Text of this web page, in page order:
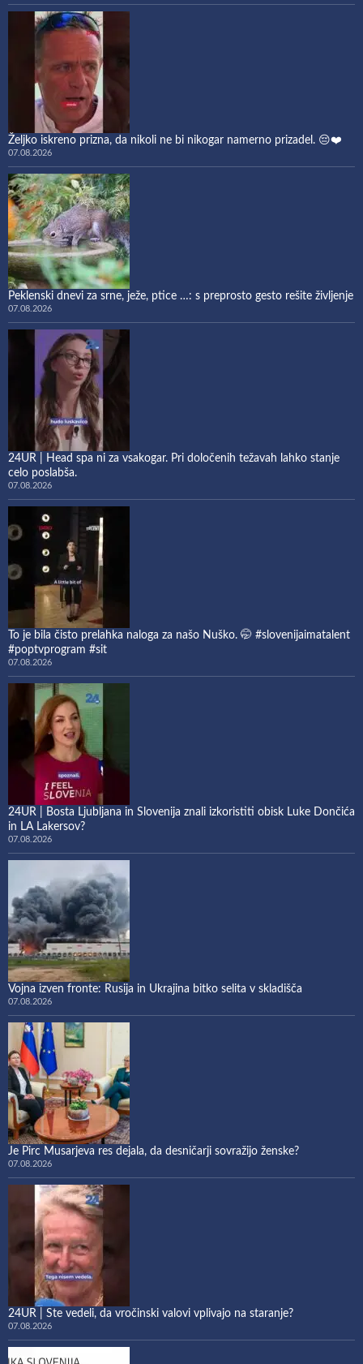
Željko iskreno prizna, da nikoli ne bi nikogar namerno prizadel. 😔❤️
07.08.2026
Peklenski dnevi za srne, ježe, ptice …: s preprosto gesto rešite življenje
07.08.2026
24UR | Head spa ni za vsakogar. Pri določenih težavah lahko stanje
celo poslabša.
07.08.2026
To je bila čisto prelahka naloga za našo Nuško. 🤭 #slovenijaimatalent
#poptvprogram #sit
07.08.2026
24UR | Bosta Ljubljana in Slovenija znali izkoristiti obisk Luke Dončića
in LA Lakersov?
07.08.2026
Vojna izven fronte: Rusija in Ukrajina bitko selita v skladišča
07.08.2026
Je Pirc Musarjeva res dejala, da desničarji sovražijo ženske?
07.08.2026
24UR | Ste vedeli, da vročinski valovi vplivajo na staranje?
07.08.2026